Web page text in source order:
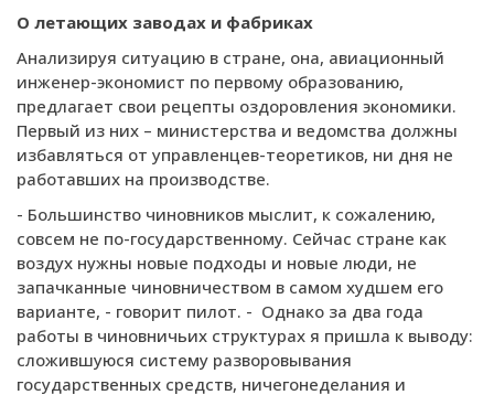
О летающих заводах и фабриках
Анализируя ситуацию в стране, она, авиационный
инженер-экономист по первому образованию,
предлагает свои рецепты оздоровления экономики.
Первый из них – министерства и ведомства должны
избавляться от управленцев-теоретиков, ни дня не
работавших на производстве.
- Большинство чиновников мыслит, к сожалению,
совсем не по-государственному. Сейчас стране как
воздух нужны новые подходы и новые люди, не
запачканные чиновничеством в самом худшем его
варианте, - говорит пилот. - Однако за два года
работы в чиновничьих структурах я пришла к выводу:
сложившуюся систему разворовывания
государственных средств, ничегонеделания и